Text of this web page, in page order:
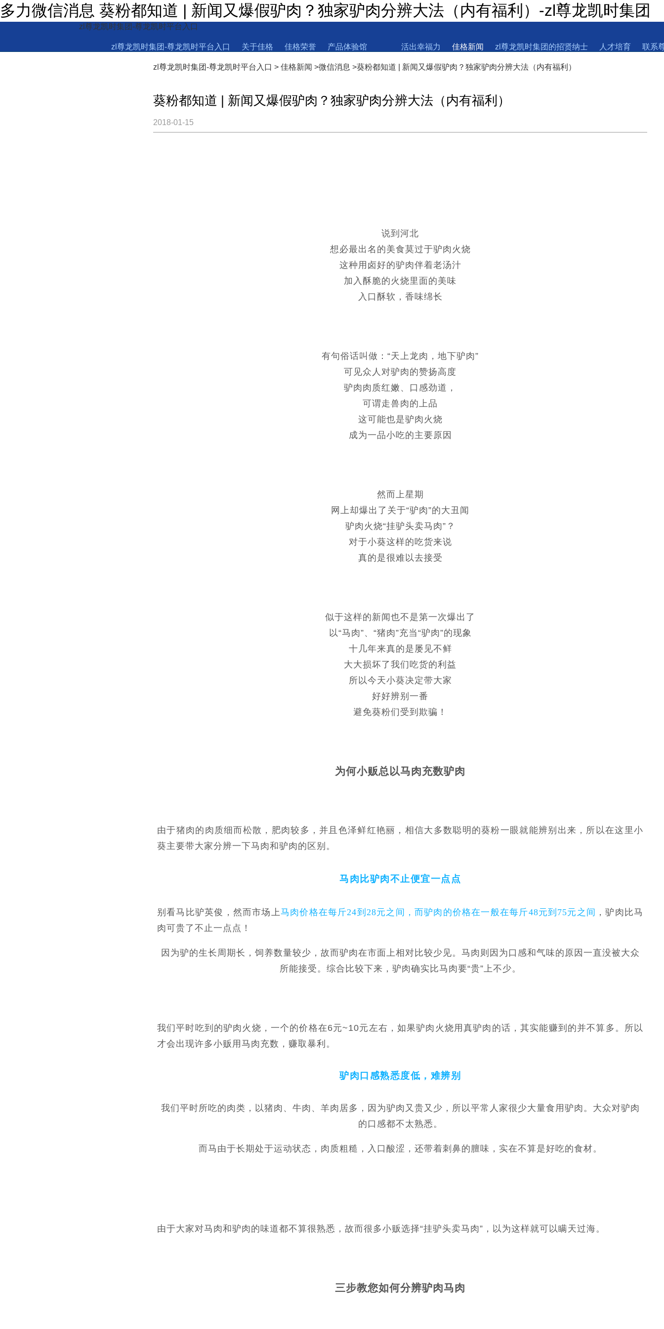
多力微信消息 葵粉都知道 | 新闻又爆假驴肉？独家驴肉分辨大法（内有福利）-zl尊龙凯时集团
zl尊龙凯时集团-尊龙凯时平台入口
zl尊龙凯时集团-尊龙凯时平台入口 关于佳格 佳格荣誉 产品体验馆 活出幸福力 佳格新闻 zl尊龙凯时集团的招贤纳士 人才培育 联系
zl尊龙凯时集团-尊龙凯时平台入口 > 佳格新闻 >微信消息 >葵粉都知道 | 新闻又爆假驴肉？独家驴肉分辨大法（内有福利）
葵粉都知道 | 新闻又爆假驴肉？独家驴肉分辨大法（内有福利）
2018-01-15
说到河北
想必最出名的美食莫过于驴肉火烧
这种用卤好的驴肉伴着老汤汁
加入酥脆的火烧里面的美味
入口酥软，香味绵长
有句俗话叫做：“天上龙肉，地下驴肉”
可见众人对驴肉的赞扬高度
驴肉肉质红嫩、口感劲道，
可谓走兽肉的上品
这可能也是驴肉火烧
成为一品小吃的主要原因
然而上星期
网上却爆出了关于“驴肉”的大丑闻
驴肉火烧“挂驴头卖马肉”？
对于小葵这样的吃货来说
真的是很难以去接受
似于这样的新闻也不是第一次爆出了
以“马肉”、“猪肉”充当“驴肉”的现象
十几年来真的是屡见不鲜
大大损坏了我们吃货的利益
所以今天小葵决定带大家
好好辨别一番
避免葵粉们受到欺骗！
为何小贩总以马肉充数驴肉
由于猪肉的肉质细而松散，肥肉较多，并且色泽鲜红艳丽，相信大多数聪明的葵粉一眼就能辨别出来，所以在这里小
葵主要带大家分辨一下马肉和驴肉的区别。
马肉比驴肉不止便宜一点点
别看马比驴英俊，然而市场上马肉价格在每斤24到28元之间，而驴肉的价格在一般在每斤48元到75元之间 ，驴肉比马
肉可贵了不止一点点！
因为驴的生长周期长，饲养数量较少，故而驴肉在市面上相对比较少见。马肉则因为口感和气味的原因一直没被大众
所能接受。综合比较下来，驴肉确实比马肉要“贵”上不少。
我们平时吃到的驴肉火烧，一个的价格在6元~10元左右，如果驴肉火烧用真驴肉的话，其实能赚到的并不算多。所以
才会出现许多小贩用马肉充数，赚取暴利。
驴肉口感熟悉度低，难辨别
我们平时所吃的肉类，以猪肉、牛肉、羊肉居多，因为驴肉又贵又少，所以平常人家很少大量食用驴肉。大众对驴肉
的口感都不太熟悉。
而马由于长期处于运动状态，肉质粗糙，入口酸涩，还带着刺鼻的膻味，实在不算是好吃的食材。
由于大家对马肉和驴肉的味道都不算很熟悉，故而很多小贩选择“挂驴头卖马肉”，以为这样就可以瞒天过海。
三步教您如何分辨驴肉马肉